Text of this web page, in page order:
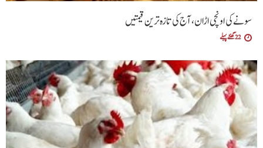
سونے کی اونچی اڑان، آج کی تازہ ترین قیمتیں
22 گھنٹے پہلے